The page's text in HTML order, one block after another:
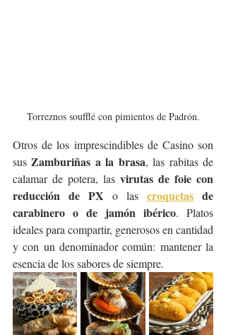
Torreznos soufflé con pimientos de Padrón.
Otros de los imprescindibles de Casino son
sus Zamburiñas a la brasa, las rabitas de
calamar de potera, las virutas de foie con
reducción de PX o las croquetas de
carabinero o de jamón ibérico. Platos
ideales para compartir, generosos en cantidad
y con un denominador común: mantener la
esencia de los sabores de siempre.